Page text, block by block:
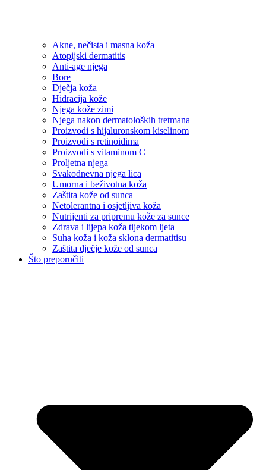
Akne, nečista i masna koža
Atopijski dermatitis
Anti-age njega
Bore
Dječja koža
Hidracija kože
Njega kože zimi
Njega nakon dermatoloških tretmana
Proizvodi s hijaluronskom kiselinom
Proizvodi s retinoidima
Proizvodi s vitaminom C
Proljetna njega
Svakodnevna njega lica
Umorna i beživotna koža
Zaštita kože od sunca
Netolerantna i osjetljiva koža
Nutrijenti za pripremu kože za sunce
Zdrava i lijepa koža tijekom ljeta
Suha koža i koža sklona dermatitisu
Zaštita dječje kože od sunca
Što preporučiti